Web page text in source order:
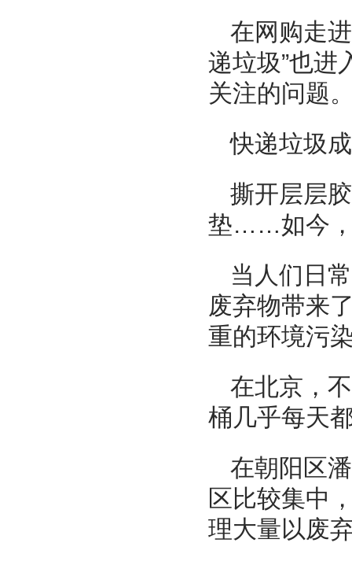
在网购走
递垃圾”也进
关注的问题
快递垃圾
撕开层层
垫……如今，
当人们日
废弃物带来
重的环境污
在北京，
桶几乎每天
在朝阳区
区比较集中
理大量以废